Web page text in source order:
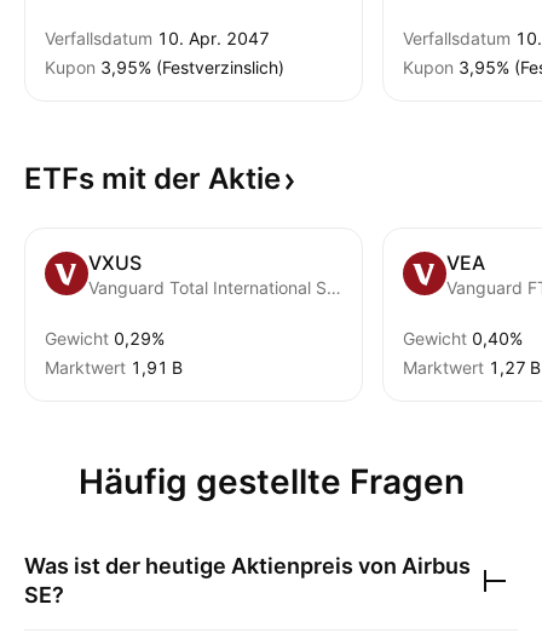
Verfallsdatum 10. Apr. 2047
Kupon 3,95% (Festverzinslich)
Verfallsdatum
Kupon 3,95%
ETFs mit der Aktie
VXUS
Vanguard Total International Stock ETF
Gewicht 0,29%
Marktwert ‪1,91 B‬
VEA
Gewicht 0,40%
Marktwert ‪1,27 B‬
Häufig gestellte Fragen
Was ist der heutige Aktienpreis von Airbus
SE?